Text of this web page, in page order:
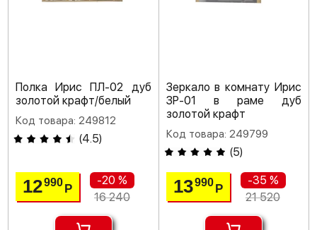
Полка Ирис ПЛ-02 дуб
золотой крафт/белый
Код товара: 249812
(4.5)
12990Р
-20 %
16 240
Зеркало в комнату Ирис
ЗР-01 в раме дуб
золотой крафт
Код товара: 249799
(5)
13990 Р
-35 %
21 520